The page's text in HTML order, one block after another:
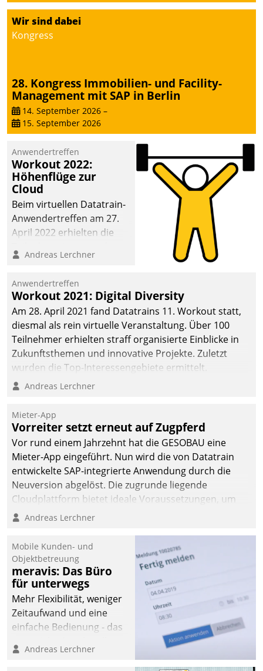
Wir sind dabei
Kongress
28. Kongress Immobilien- und Facility-
Management mit SAP in Berlin
14. September 2026 –
15. September 2026
Anwendertreffen
Workout 2022:
Höhenflüge zur
Cloud
Beim virtuellen Datatrain-
Anwendertreffen am 27.
April 2022 erhielten die
Teilnehmer kurzweilige
Cloud-Strategien und -
Lösungen mit hohem
Zukunftspotenzial.
Andreas Lerchner
Anwendertreffen
Workout 2021: Digital Diversity
Am 28. April 2021 fand Datatrains 11. Workout statt,
diesmal als rein virtuelle Veranstaltung. Über 100
Teilnehmer erhielten straff organisierte Einblicke in
Zukunftsthemen und innovative Projekte. Zuletzt
wurden die Top-Interessengebiete ermittelt.
Andreas Lerchner
Mieter-App
Vorreiter setzt erneut auf Zugpferd
Vor rund einem Jahrzehnt hat die GESOBAU eine
Mieter-App eingeführt. Nun wird die von Datatrain
entwickelte SAP-integrierte Anwendung durch die
Neuversion abgelöst. Die zugrunde liegende
Cloudplattform bietet ideale Voraussetzungen, um
die Funktionalität der App zu erweitern und weitere
integrieren.
Andreas Lerchner
Mobile Kunden- und
Objektbetreuung
meravis: Das Büro
für unterwegs
Mehr Flexibilität, weniger
Zeitaufwand und eine
einfache Bedienung - das
Cockpit für mobile
Andreas Lerchner